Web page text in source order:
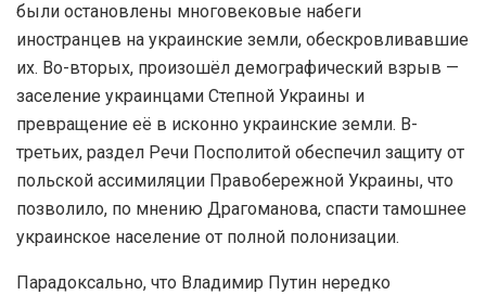
были остановлены многовековые набеги
иностранцев на украинские земли, обескровливавшие
их. Во-вторых, произошёл демографический взрыв —
заселение украинцами Степной Украины и
превращение её в исконно украинские земли. В-
третьих, раздел Речи Посполитой обеспечил защиту от
польской ассимиляции Правобережной Украины, что
позволило, по мнению Драгоманова, спасти тамошнее
украинское население от полной полонизации.
Парадоксально, что Владимир Путин нередко